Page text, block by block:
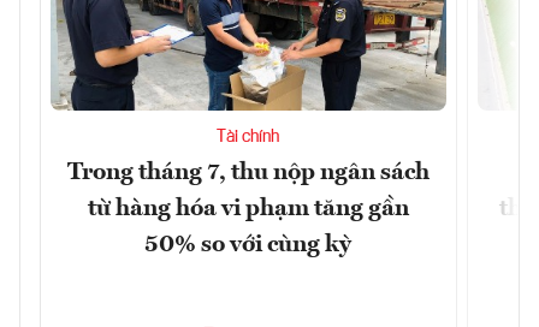
Tài chính
Trong tháng 7, thu nộp ngân sách
từ hàng hóa vi phạm tăng gần
50% so với cùng kỳ